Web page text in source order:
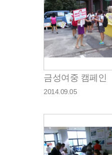
금성여중 캠페인
2014.09.05